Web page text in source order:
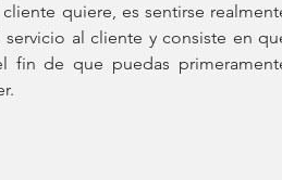
quiere, es sentirse
al cliente y consiste en
fin de que puedas